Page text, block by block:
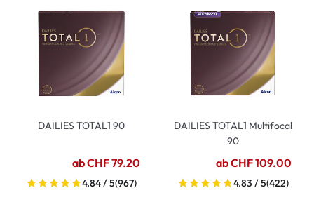
DAILIES TOTAL1 90
ab CHF 79.20
4.84 / 5(967)
DAILIES TOTAL1 Multifocal
90
ab CHF 109.00
4.83 / 5(422)